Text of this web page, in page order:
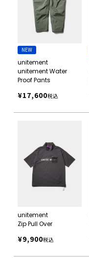
NEW
unitement
unitement Water
Proof Pants
¥17,600税込
unitement
Zip Pull Over
¥9,900税込